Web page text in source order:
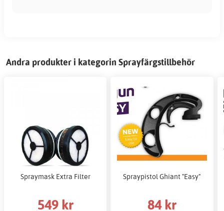
Andra produkter i kategorin Sprayfärgstillbehör
Spraymask Extra Filter
549 kr
Spraypistol Ghiant "Easy"
84 kr